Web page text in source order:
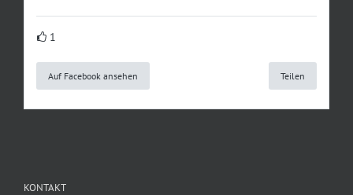
1
Auf Facebook ansehen Teilen
KONTAKT